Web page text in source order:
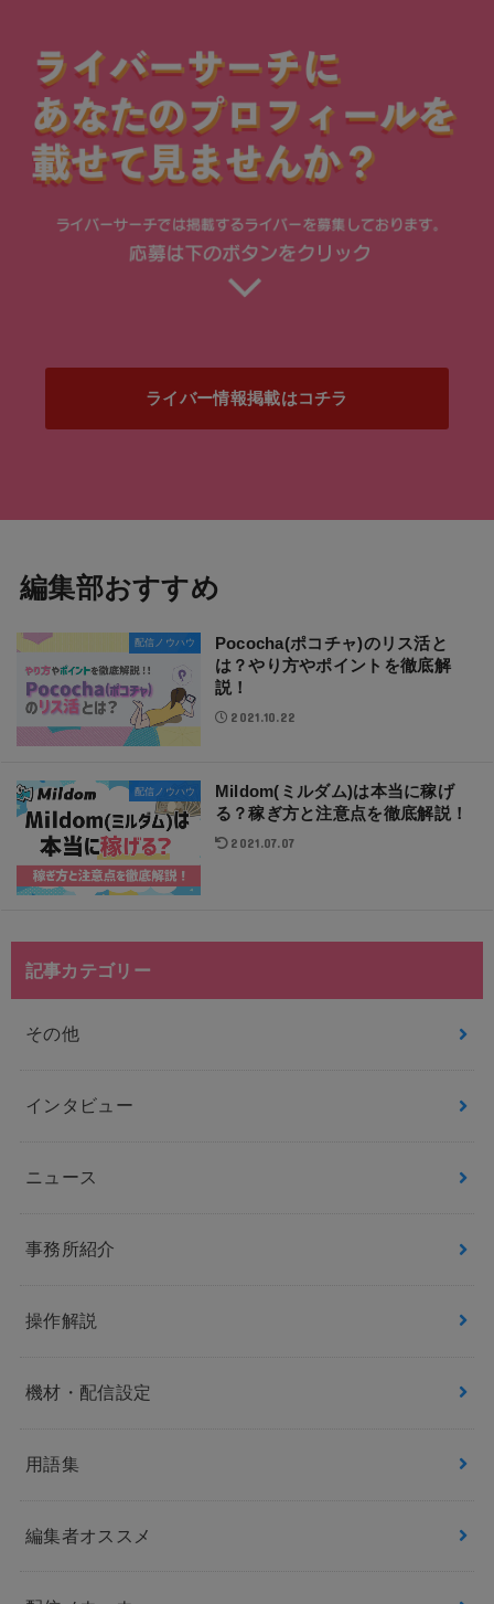
ライバー情報掲載はコチラ
編集部おすすめ
配信ノウハウ
Pococha(ポコチャ)のリス活と
は？やり方やポイントを徹底解
説！
2021.10.22
配信ノウハウ
Mildom(ミルダム)は本当に稼げ
る？稼ぎ方と注意点を徹底解説！
2021.07.07
記事カテゴリー
その他
インタビュー
ニュース
事務所紹介
操作解説
機材・配信設定
用語集
編集者オススメ